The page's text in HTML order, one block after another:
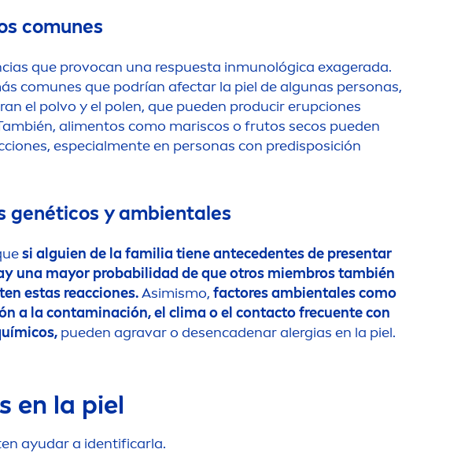
comunes
que provocan una respuesta inmunológica exagerada.
comunes que podrían afectar la piel de algunas personas,
el polvo y el polen, que pueden producir erupciones
alimentos como mariscos o frutos secos pueden
especialmente en personas con predisposición
genéticos y ambientales
si alguien de la familia tiene antecedentes de presentar
una mayor probabilidad de que otros miembros también
ten estas reacciones.Asimismo, factores ambientales como
a la contaminación, el clima o el contacto frecuente con
pueden agravar o desencadenar alergias en la piel.
en la piel
ayudar a identificarla.